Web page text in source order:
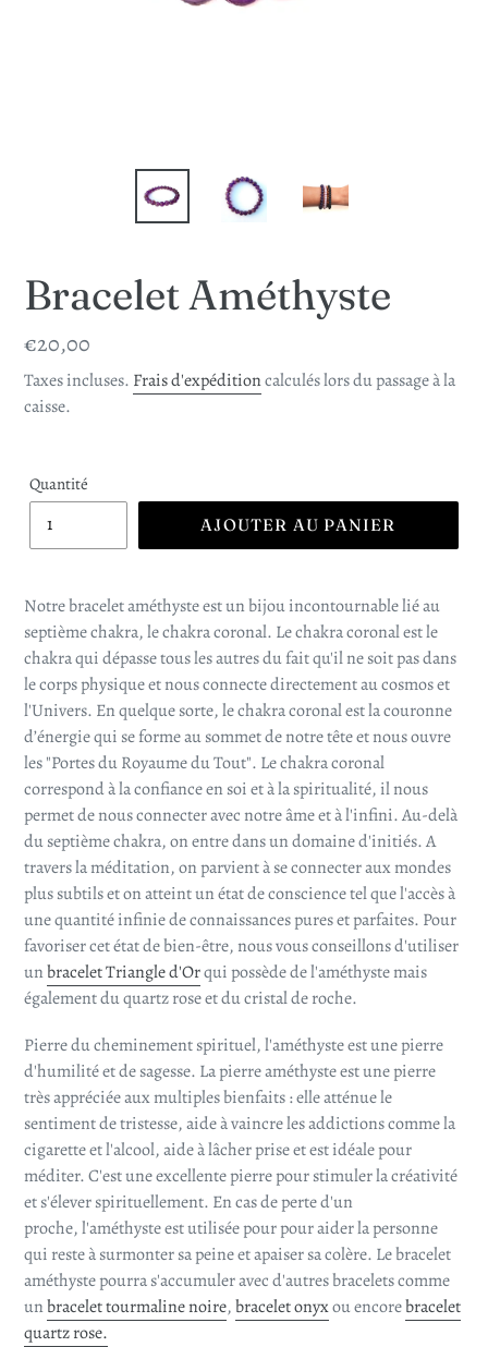
Bracelet Améthyste
Prix
normal
€20,00
Taxes incluses. Frais d'expéditioncalculés lors du passage à la
caisse.
Quantité
AJOUTER AU PANIER
Notre bracelet améthyste est un bijou incontournable lié au
septième chakra, le chakra coronal. Le chakra coronal est le
chakra qui dépasse tous les autres du fait qu'il ne soit pas dans
le corps physique et nous connecte directement au cosmos et
l'Univers. En quelque sorte, le chakra coronal est la couronne
d’énergie qui se forme au sommet de notre tête et nous ouvre
les "Portes du Royaume du Tout". Le chakra coronal
correspond à la confiance en soi et à la spiritualité, il nous
permet de nous connecter avec notre âme et à l'infini. Au-delà
du septième chakra, on entre dans un domaine d'initiés. A
travers la méditation, on parvient à se connecter aux mondes
plus subtils et on atteint un état de conscience tel que l'accès à
une quantité infinie de connaissances pures et parfaites. Pour
favoriser cet état de bien-être, nous vous conseillons d'utiliser
unbracelet Triangle d'Orqui possède de l'améthyste mais
également du quartz rose et du cristal de roche.
Pierre du cheminement spirituel, l'améthyste est une pierre
d'humilité et de sagesse. La pierre améthyste est une pierre
très appréciée aux multiples bienfaits : elle atténue le
sentiment de tristesse, aide à vaincre les addictions comme la
cigarette et l'alcool, aide à lâcher prise et est idéale pour
méditer. C'est une excellente pierre pour stimuler la créativité
et s'élever spirituellement. En cas de perte d'un
proche, l'améthyste est utilisée pour pour aider la personne
qui reste à surmonter sa peine et apaiser sa colère. Le bracelet
améthyste pourra s'accumuler avec d'autres bracelets comme
unbracelet tourmaline noire,bracelet onyxou encorebracelet
quartz rose.